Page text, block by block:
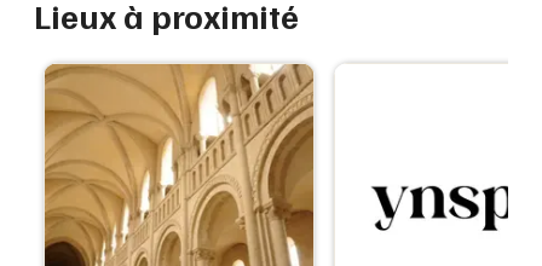
Lieux à proximité